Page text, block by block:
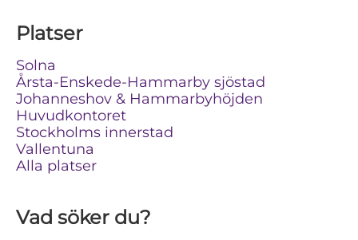
Platser
Solna
Årsta-Enskede-Hammarby sjöstad
Johanneshov & Hammarbyhöjden
Huvudkontoret
Stockholms innerstad
Vallentuna
Alla platser
Vad söker du?